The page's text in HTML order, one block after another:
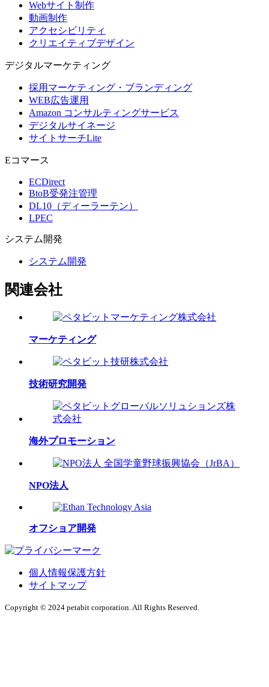
Webサイト制作
動画制作
アクセシビリティ
クリエイティブデザイン
デジタルマーケティング
採用マーケティング・ブランディング
WEB広告運用
Amazon コンサルティングサービス
デジタルサイネージ
サイトサーチLite
Eコマース
ECDirect
BtoB受発注管理
DL10（ディーラーテン）
LPEC
システム 開発
システム開発
関連会社
マーケティング
技術研究開発
海外プロモーション
NPO法人
オフショア開発
個人情報保護方針
サイトマップ
Copyright © 2024 petabit corporation. All Rights Reserved.